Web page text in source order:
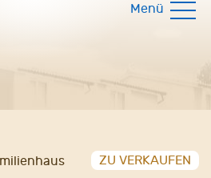
Menü
ZU VERKAUFEN